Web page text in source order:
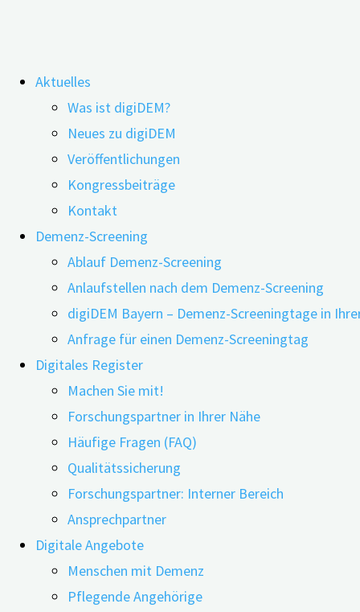
Inhalt
springen
Aktuelles
Was ist digiDEM?
Neues zu digiDEM
Veröffentlichungen
Kongressbeiträge
Kontakt
Demenz-Screening
Ablauf Demenz-Screening
Anlaufstellen nach dem Demenz-Screening
digiDEM Bayern – Demenz-Screeningtage in
Anfrage für einen Demenz-Screeningtag
Digitales Register
Machen Sie mit!
Forschungspartner in Ihrer Nähe
Häufige Fragen (FAQ)
Qualitätssicherung
Forschungspartner: Interner Bereich
Ansprechpartner
Digitale Angebote
Menschen mit Demenz
Pflegende Angehörige
Eingeschränktes Hör- und
Sehvermögen kann zu Demenz führen
11.06.2026
Ältere Menschen, die gleichzeitig sowohl beim
Hören als auch beim Sehen beeinträchtigt sind,
haben ein erhöhtes Demenzrisiko. Zu diesem
Ergebnis gelangten Wissenschaftler*innen in den